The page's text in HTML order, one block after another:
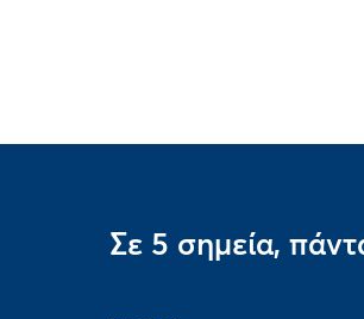
Σε 5 σημεία,